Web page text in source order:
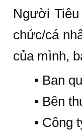
Người
chức/cá
của mình,
• Ban
• Bên
• Công